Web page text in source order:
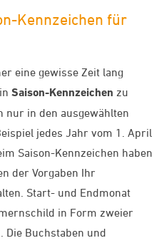
Kennzeichen für
eine gewisse Zeit lang
Saison-Kennzeichen zu
nur in den ausgewählten
jedes Jahr vom 1. April
Saison-Kennzeichen haben
der Vorgaben Ihr
Start- und Endmonat
in Form zweier
Die Buchstaben und